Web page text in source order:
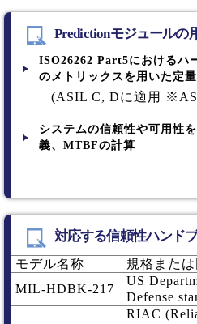
Predictionモジュールの
ISO26262 Part5におけるハ
のメトリックスを用いた定
(ASIL C, Dに適用
システムの信頼性や可用性
義、MTBFの計算
対応する信頼性ハンド
モデル名称 規格また
MIL-HDBK-217
US
Defense
RIAC